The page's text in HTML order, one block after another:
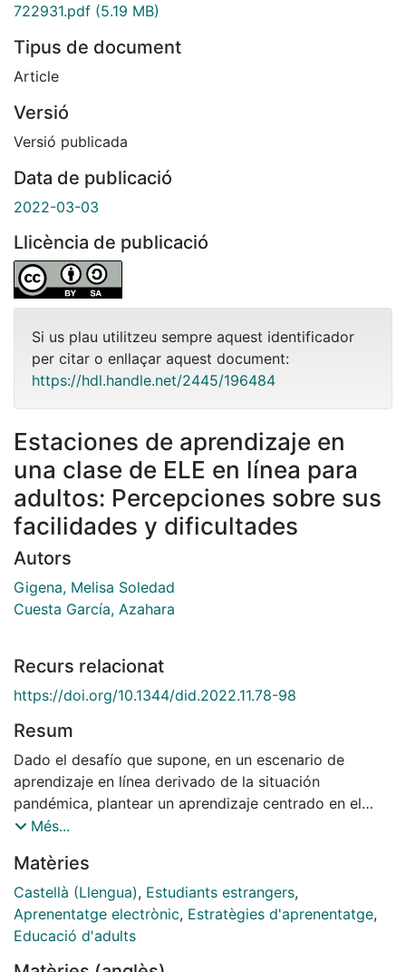
722931.pdf (5.19 MB)
Tipus de document
Article
Versió
Versió publicada
Data de publicació
2022-03-03
Llicència de publicació
Si us plau utilitzeu sempre aquest identificador
per citar o enllaçar aquest document:
https://hdl.handle.net/2445/196484
Estaciones de aprendizaje en
una clase de ELE en línea para
adultos: Percepciones sobre sus
facilidades y dificultades
Autors
Gigena, Melisa Soledad
Cuesta García, Azahara
Recurs relacionat
https://doi.org/10.1344/did.2022.11.78-98
Resum
Dado el desafío que supone, en un escenario de
aprendizaje en línea derivado de la situación
pandémica, plantear un aprendizaje centrado en el
alumno mediado por la tecnología, es relevante
aprendizaje por estaciones, que involucran al
alumnado de forma activa, autónoma y colaborativa,
se pueden implementar en la clase de lenguas en línea.
En este estudio cualitativo se analizan las
Més...
Matèries
Castellà (Llengua), Estudiants estrangers,
Aprenentatge electrònic, Estratègies d'aprenentatge,
Educació d'adults